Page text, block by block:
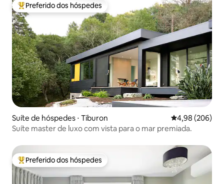
Entre os melhores preferidos dos hóspedes
Preferido dos hóspedes
Suíte de hóspedes ⋅ Tiburon 4,98 de uma
4,98 (206)
Suíte master de luxo com vista para o mar premiada.
Entre os melhores preferidos dos hóspedes
Preferido dos hóspedes